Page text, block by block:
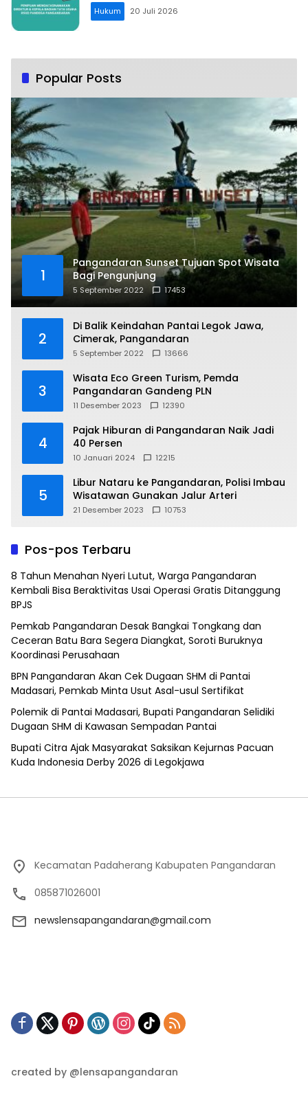
Hukum 20 Juli 2026
Popular Posts
1
Pangandaran Sunset Tujuan Spot Wisata
Bagi Pengunjung
5 September 2022 17453
2
Di Balik Keindahan Pantai Legok Jawa,
Cimerak, Pangandaran
5 September 2022 13666
3
Wisata Eco Green Turism, Pemda
Pangandaran Gandeng PLN
11 Desember 2023 12390
4
Pajak Hiburan di Pangandaran Naik Jadi
40 Persen
10 Januari 2024 12215
5
Libur Nataru ke Pangandaran, Polisi Imbau
Wisatawan Gunakan Jalur Arteri
21 Desember 2023 10753
Pos-pos Terbaru
8 Tahun Menahan Nyeri Lutut, Warga Pangandaran
Kembali Bisa Beraktivitas Usai Operasi Gratis Ditanggung
BPJS
Pemkab Pangandaran Desak Bangkai Tongkang dan
Ceceran Batu Bara Segera Diangkat, Soroti Buruknya
Koordinasi Perusahaan
BPN Pangandaran Akan Cek Dugaan SHM di Pantai
Madasari, Pemkab Minta Usut Asal-usul Sertifikat
Polemik di Pantai Madasari, Bupati Pangandaran Selidiki
Dugaan SHM di Kawasan Sempadan Pantai
Bupati Citra Ajak Masyarakat Saksikan Kejurnas Pacuan
Kuda Indonesia Derby 2026 di Legokjawa
Kecamatan Padaherang Kabupaten Pangandaran
085871026001
newslensapangandaran@gmail.com
created by @lensapangandaran